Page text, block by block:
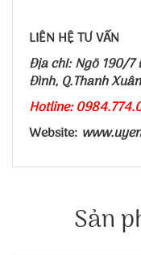
LIÊN HỆ TƯ VẤN
Địa chỉ: Ngõ 190/7
Đình, Q.Thanh
Hotline:
Website:
Sản